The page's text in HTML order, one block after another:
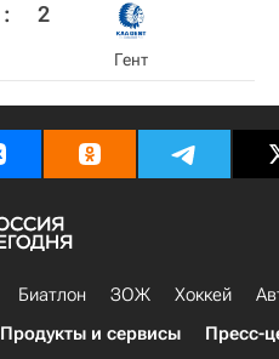
: 2
Гент
Биатлон ЗОЖ Хоккей
Продукты и сервисы Пресс-